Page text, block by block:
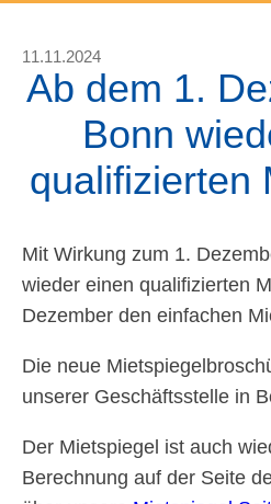
11.11.2024
Ab dem 1.
Bonn
qualifizierten
Mit Wirkung zum 1.
wieder einen qualifizierten
Dezember den einfachen
Die neue
unserer Geschäftsstelle in
Der Mietspiegel ist auch
Berechnung auf der Seite